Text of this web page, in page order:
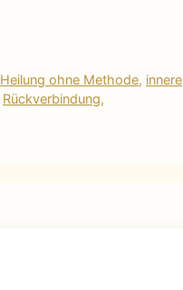
Heilung ohne Methode, innere
Rückverbindung,